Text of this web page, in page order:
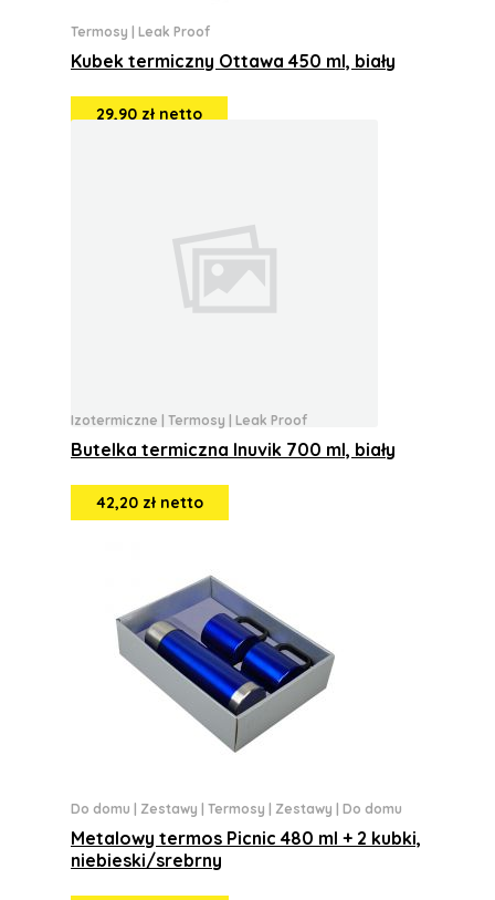
Termosy Leak Proof
Kubek termiczny Ottawa 450 ml, biały
29,90 zł netto
Izotermiczne Termosy Leak Proof
Butelka termiczna Inuvik 700 ml, biały
42,20 zł netto
Do domu Zestawy Termosy Zestawy Do domu
Metalowy termos Picnic 480 ml + 2 kubki,
niebieski/srebrny